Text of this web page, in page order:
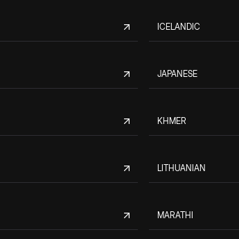
ICELANDIC
JAPANESE
KHMER
LITHUANIAN
MARATHI